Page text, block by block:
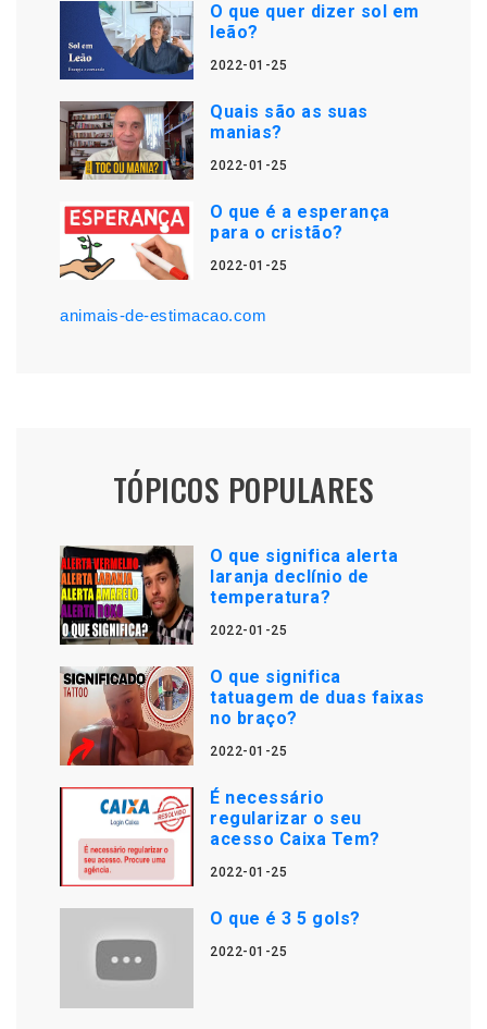
O que quer dizer sol em
leão?
2022-01-25
Quais são as suas
manias?
2022-01-25
O que é a esperança
para o cristão?
2022-01-25
animais-de-estimacao.com
TÓPICOS POPULARES
O que significa alerta
laranja declínio de
temperatura?
2022-01-25
O que significa
tatuagem de duas faixas
no braço?
2022-01-25
É necessário
regularizar o seu
acesso Caixa Tem?
2022-01-25
O que é 3 5 gols?
2022-01-25